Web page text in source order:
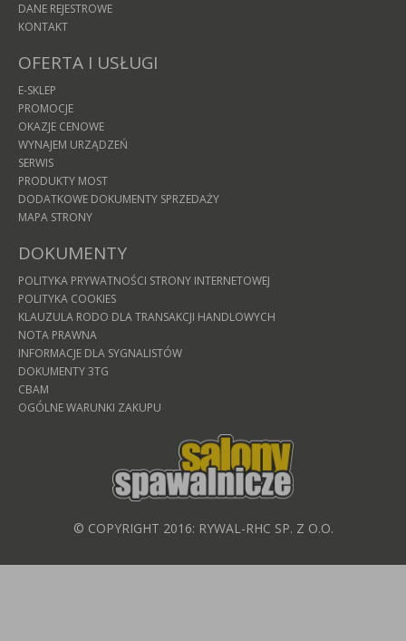
DANE REJESTROWE
KONTAKT
OFERTA I USŁUGI
E-SKLEP
PROMOCJE
OKAZJE CENOWE
WYNAJEM URZĄDZEŃ
SERWIS
PRODUKTY MOST
DODATKOWE DOKUMENTY SPRZEDAŻY
MAPA STRONY
DOKUMENTY
POLITYKA PRYWATNOŚCI STRONY INTERNETOWEJ
POLITYKA COOKIES
KLAUZULA RODO DLA TRANSAKCJI HANDLOWYCH
NOTA PRAWNA
INFORMACJE DLA SYGNALISTÓW
DOKUMENTY 3TG
CBAM
OGÓLNE WARUNKI ZAKUPU
© COPYRIGHT 2016: RYWAL-RHC SP. Z O.O.